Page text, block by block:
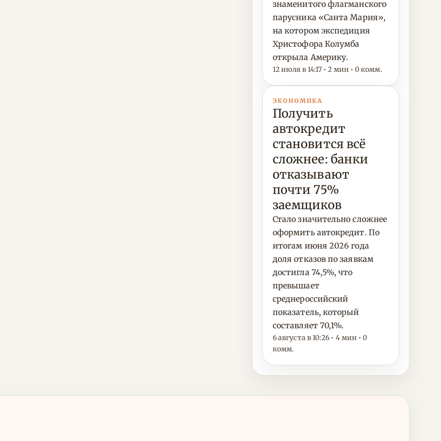
знаменитого флагманского
парусника «Санта Мария»,
на котором экспедиция
Христофора Колумба
открыла Америку.
12 июля в 14:17 • 2 мин • 0 комм.
ЭКОНОМИКА
Получить
автокредит
становится всё
сложнее: банки
отказывают
почти 75%
заемщиков
Стало значительно сложнее
оформить автокредит. По
итогам июня 2026 года
доля отказов по заявкам
достигла 74,5%, что
превышает
среднероссийский
показатель, который
составляет 70,1%.
6 августа в 10:26 • 4 мин • 0
комм.